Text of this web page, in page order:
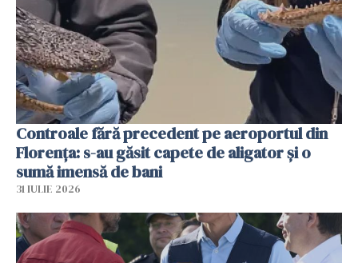
Controale fără precedent pe aeroportul din
Florența: s-au găsit capete de aligator și o
sumă imensă de bani
31 IULIE 2026